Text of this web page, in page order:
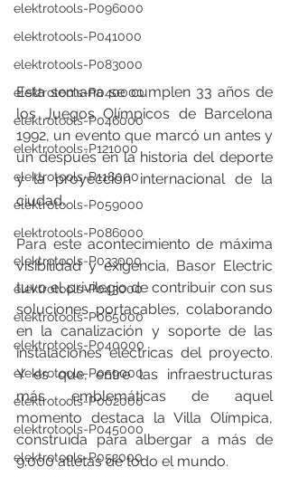
elektrotools-P096000
elektrotools-P041000
elektrotools-P083000
elektrotools-P040000
elektrotools-P046000
elektrotools-P121000
elektrotools-P118000
elektrotools-P059000
elektrotools-P086000
elektrotools-P033000
elektrotools-P043000
elektrotools-P065000
elektrotools-P040000
elektrotools-P059000
elektrotools-P002000
elektrotools-P045000
elektrotools-P052000
Esta semana se cumplen 33 años de
los Juegos Olímpicos de Barcelona
1992, un evento que marcó un antes y
un después en la historia del deporte
y la proyección internacional de la
ciudad.
Para este acontecimiento de máxima
visibilidad y exigencia, Basor Electric
tuvo el privilegio de contribuir con sus
soluciones portacables, colaborando
en la canalización y soporte de las
instalaciones eléctricas del proyecto.
Y es que, entre las infraestructuras
más emblemáticas de aquel
momento destaca la Villa Olímpica,
construida para albergar a más de
9.000 atletas de todo el mundo.